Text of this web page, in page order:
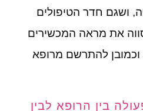
ושגם חדר הטיפולים
את מראה המכשירים
וכמובן להתרשם מרופא
בין הרופא לבין